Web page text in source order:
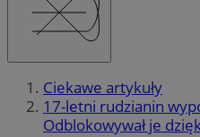
Ciekawe artykuły
17-letni rudzianin
Odblokowywał je